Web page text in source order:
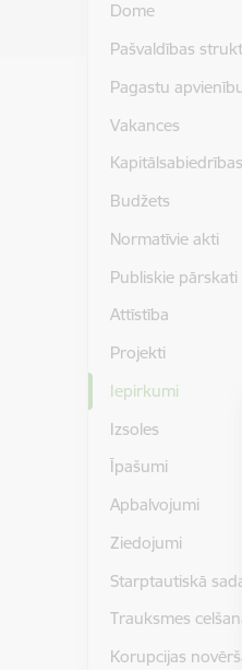
Dome
Pašvaldības
Pagastu
Vakances
Kapitālsabiedrības
Budžets
Normatīvie akti
Publiskie pārskati
Attīstība
Projekti
Iepirkumi
Izsoles
Īpašumi
Apbalvojumi
Ziedojumi
Starptautiskā
Trauksmes
Korupcijas